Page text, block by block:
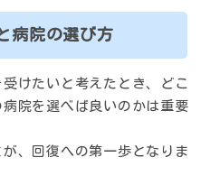
病院の選び方
けたいと考えたとき、どこ
院を選べば良いのかは重要
、回復への第一歩となりま